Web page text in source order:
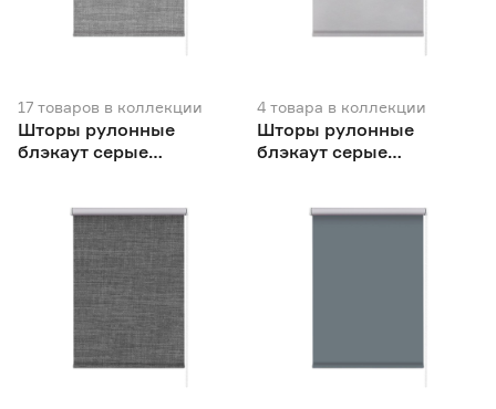
17 товаров в коллекции
Шторы рулонные
блэкаут серые
4 товара в коллекции
Шторы рулонные
блэкаут серые